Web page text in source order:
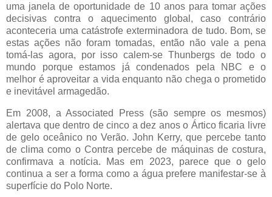
uma janela de oportunidade de 10 anos para tomar ações
decisivas contra o aquecimento global, caso contrário
aconteceria uma catástrofe exterminadora de tudo. Bom, se
estas ações não foram tomadas, então não vale a pena
tomá-las agora, por isso calem-se Thunbergs de todo o
mundo porque estamos já condenados pela NBC e o
melhor é aproveitar a vida enquanto não chega o prometido
e inevitável armagedão.
Em 2008, a Associated Press (são sempre os mesmos)
alertava que dentro de cinco a dez anos o Ártico ficaria livre
de gelo oceânico no Verão. John Kerry, que percebe tanto
de clima como o Contra percebe de máquinas de costura,
confirmava a notícia. Mas em 2023, parece que o gelo
continua a ser a forma como a água prefere manifestar-se à
superfície do Polo Norte.